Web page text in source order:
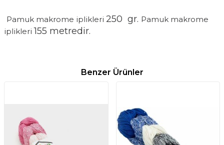
Pamuk makrome iplikleri 250 gr. Pamuk makrome
iplikleri 155 metredir.
Benzer Ürünler